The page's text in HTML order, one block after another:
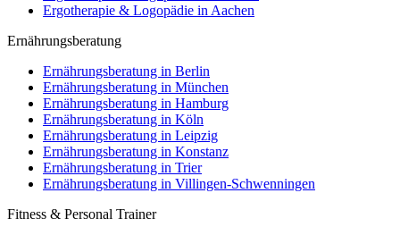
Ergotherapie & Logopädie in Aachen
Ernährungsberatung
Ernährungsberatung in Berlin
Ernährungsberatung in München
Ernährungsberatung in Hamburg
Ernährungsberatung in Köln
Ernährungsberatung in Leipzig
Ernährungsberatung in Konstanz
Ernährungsberatung in Trier
Ernährungsberatung in Villingen-Schwenningen
Fitness & Personal Trainer